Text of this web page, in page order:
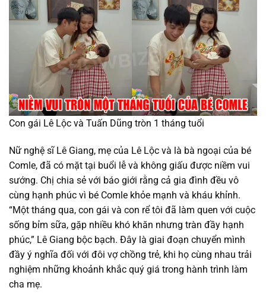
Con gái Lê Lộc và Tuấn Dũng tròn 1 tháng tuổi
Nữ nghệ sĩ Lê Giang, mẹ của Lê Lộc và là bà ngoại của bé
Comle, đã có mặt tại buổi lễ và không giấu được niềm vui
sướng. Chị chia sẻ với báo giới rằng cả gia đình đều vô
cùng hạnh phúc vì bé Comle khỏe mạnh và kháu khỉnh.
“Một tháng qua, con gái và con rể tôi đã làm quen với cuộc
sống bỉm sữa, gặp nhiều khó khăn nhưng tràn đầy hạnh
phúc,” Lê Giang bộc bạch. Đây là giai đoạn chuyển mình
đầy ý nghĩa đối với đôi vợ chồng trẻ, khi họ cùng nhau trải
nghiệm những khoảnh khắc quý giá trong hành trình làm
cha mẹ.